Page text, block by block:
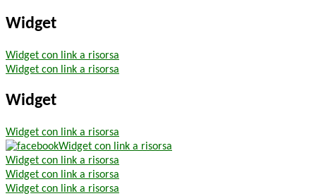
Widget
Widget con link a risorsa
Widget con link a risorsa
Widget
Widget con link a risorsa
Widget con link a risorsa
Widget con link a risorsa
Widget con link a risorsa
Widget con link a risorsa